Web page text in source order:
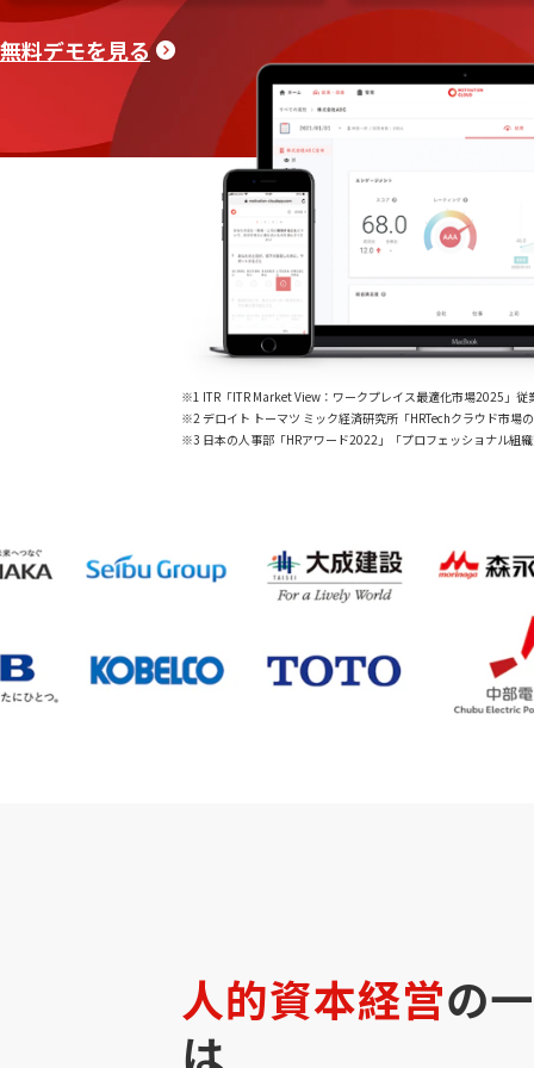
無料デモを見る
※1 ITR「ITR Market View：ワークプレイス最適化市場2025」
※2 デロイト トーマツ ミック経済研究所「HRTechクラウド市
※3 日本の人事部「HRアワード2022」「プロフェッショナル組
人的資本経営の
は